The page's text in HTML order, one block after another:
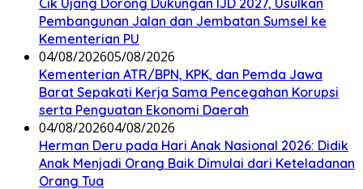
Cik Ujang Dorong Dukungan IJD 2027, Usulkan
Pembangunan Jalan dan Jembatan Sumsel ke
Kementerian PU
04/08/202605/08/2026
Kementerian ATR/BPN, KPK, dan Pemda Jawa
Barat Sepakati Kerja Sama Pencegahan Korupsi
serta Penguatan Ekonomi Daerah
04/08/202604/08/2026
Herman Deru pada Hari Anak Nasional 2026: Didik
Anak Menjadi Orang Baik Dimulai dari Keteladanan
Orang Tua